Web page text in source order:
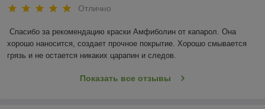
Отлично
Спасибо за рекомендацию краски Амфиболин от капарол. Она
хорошо наносится, создает прочное покрытие. Хорошо смывается
грязь и не остается никаких царапин и следов.
Показать все отзывы